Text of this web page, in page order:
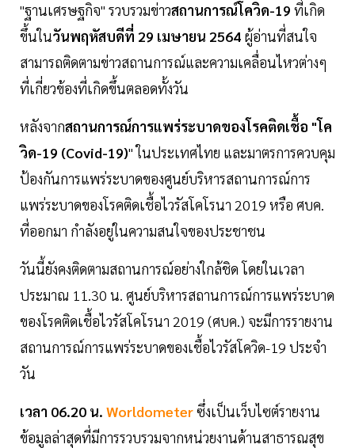
"ฐานเศรษฐกิจ" รวบรวมข่าวสถานการณ์โควิด-19 ที่เกิด
ขึ้นในวันพฤหัสบดีที่ 29 เมษายน 2564 ผู้อ่านที่สนใจ
สามารถติดตามข่าวสถานการณ์และความเคลื่อนไหวต่างๆ
ที่เกี่ยวข้องที่เกิดขึ้นตลอดทั้งวัน
หลังจากสถานการณ์การแพร่ระบาดของโรคติดเชื้อ "โค
วิด-19 (Covid-19)" ในประเทศไทย และมาตรการควบคุม
ป้องกันการแพร่ระบาดของศูนย์บริหารสถานการณ์การ
แพร่ระบาดของโรคติดเชื้อไวรัสโคโรนา 2019 หรือ ศบค.
ที่ออกมา กำลังอยู่ในความสนใจของประชาชน
วันนี้ยังคงติดตามสถานการณ์อย่างใกล้ชิด โดยในเวลา
ประมาณ 11.30 น. ศูนย์บริหารสถานการณ์การแพร่ระบาด
ของโรคติดเชื้อไวรัสโคโรนา 2019 (ศบค.) จะมีการรายงาน
สถานการณ์การแพร่ระบาดของเชื้อไวรัสโควิด-19 ประจำ
วัน
เวลา 06.20 น. Worldometerซึ่งเป็นเว็บไซต์รายงาน
ข้อมูลล่าสุดที่มีการรวบรวมจากหน่วยงานด้านสาธารณสุข